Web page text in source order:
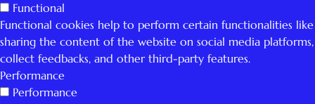
Functional
Functional cookies help to perform certain functionalities like
sharing the content of the website on social media platforms,
collect feedbacks, and other third-party features.
Performance
Performance